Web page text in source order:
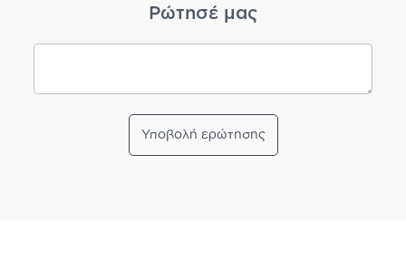
Ρώτησέ μας
Υποβολή ερώτησης